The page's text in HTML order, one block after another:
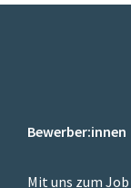
Bewerber:innen
Mit uns zum Job